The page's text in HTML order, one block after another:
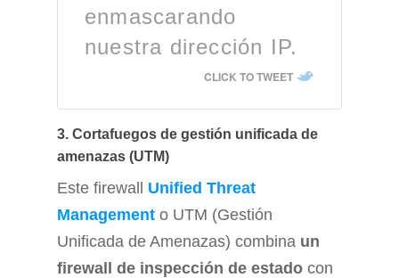
enmascarando
nuestra dirección IP.
CLICK TO TWEET
3. Cortafuegos de gestión unificada de
amenazas (UTM)
Este firewall Unified Threat
Management o UTM (Gestión
Unificada de Amenazas) combina un
firewall de inspección de estado con